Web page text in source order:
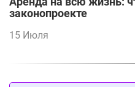
законопроекте
15 Июля